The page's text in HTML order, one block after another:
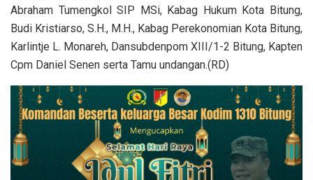
Abraham Tumengkol SIP MSi, Kabag Hukum Kota Bitung,
Budi Kristiarso, S.H., M.H., Kabag Perekonomian Kota Bitung,
Karlintje L. Monareh, Dansubdenpom XIII/1-2 Bitung, Kapten
Cpm Daniel Senen serta Tamu undangan.(RD)